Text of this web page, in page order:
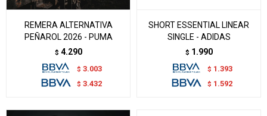
REMERA ALTERNATIVA
PEÑAROL 2026 - PUMA
$ 4.290
$ 3.003
$ 3.432
SHORT ESSENTIAL LINEAR
SINGLE - ADIDAS
$ 1.990
$ 1.393
$ 1.592